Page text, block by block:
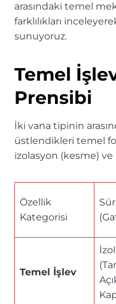
arasındaki temel
farklılıkları
sunuyoruz.
Temel
Prensibi
İki vana tipinin
üstlendikleri temel
izolasyon (kesme) ve
Özellik
Kategorisi
Temel İşlev